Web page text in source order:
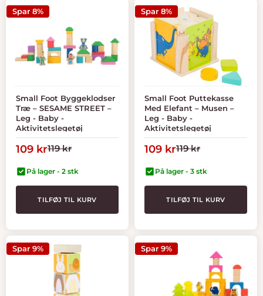
Spar 8%
Small Foot Byggeklodser
Træ – SESAME STREET –
Leg - Baby -
Aktivitetslegetøj
Tilbudspris
109 krNormal
119 kr
På lager - 2 stk
TILFØJ TIL KURV
Spar 8%
Small Foot Puttekasse
Med Elefant – Musen –
Leg - Baby -
Aktivitetslegetøj
Tilbudspris
109 krNormal
119 kr
På lager - 3 stk
TILFØJ TIL KURV
Spar 9% Spar 9%